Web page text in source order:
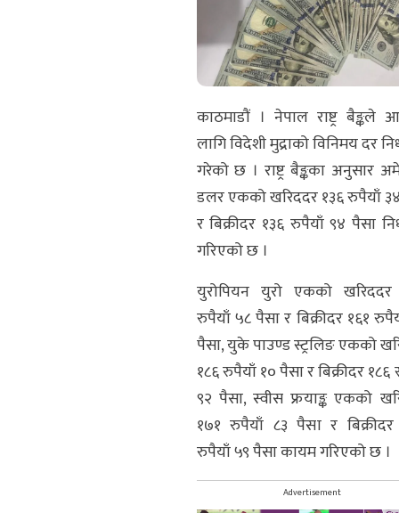
काठमाडौं । नेपाल राष्ट्र बैङ्कले
लागि विदेशी मुद्राको विनिमय दर
गरेको छ । राष्ट्र बैङ्कका अनुसार
डलर एकको खरिददर १३६ रुपैयाँ
र बिक्रीदर १३६ रुपैयाँ ९४ पैसा
गरिएको छ ।
युरोपियन युरो एकको
रुपैयाँ ५८ पैसा र बिक्रीदर १६१
पैसा, युके पाउण्ड स्ट्रलिङ एकको
१८६ रुपैयाँ १० पैसा र बिक्रीदर
९२ पैसा, स्वीस फ्रयाङ्क एकको
१७१ रुपैयाँ ८३ पैसा र
रुपैयाँ ५९ पैसा कायम गरिएको छ ।
Advertisement